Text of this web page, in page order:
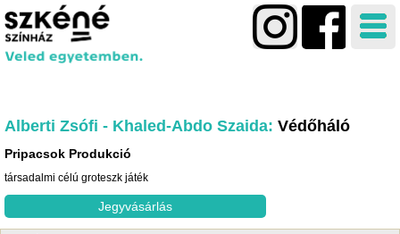
Alberti Zsófi - Khaled-Abdo Szaida Védőháló
Pripacsok Produkció
társadalmi célú groteszk játék
Jegyvásárlás